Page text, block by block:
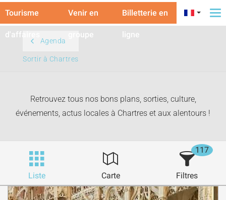
Tourisme
d'affaires
Venir en
groupe
Billetterie en
ligne
Agenda
Sortir à Chartres
Retrouvez tous nos bons plans, sorties, culture,
événements, actus locales à Chartres et aux alentours !
Liste Carte Filtres
117